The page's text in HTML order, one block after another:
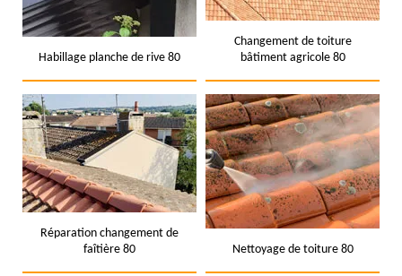
Habillage planche de rive 80
Changement de toiture
bâtiment agricole 80
Réparation changement de
faîtière 80
Nettoyage de toiture 80